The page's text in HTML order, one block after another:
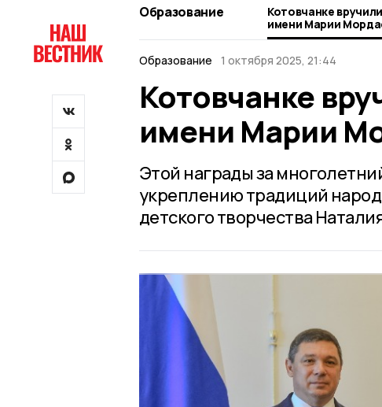
Образование
Котовчанке
имени Марии
Образование 1 октября 2025, 21:44
Котовчанке
имени Марии
Этой награды за
укреплению традиций
детского творчества